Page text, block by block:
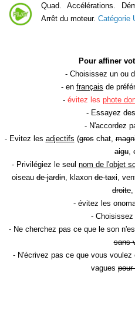
Quad. Accélérations.
Arrêt du moteur. Catégorie
Pour affiner
- Choisissez un ou
- en français de
- évitez les phote
- Essayez des
- N'accordez
- Evitez les adjectifs (groschat,
aigu
- Privilégiez le seul nom de l'objet
oiseaude jardin, klaxonde taxi,
droite
- évitez les
- Choisissez
- Ne cherchez pas ce que le son
sans
- N'écrivez pas ce que vous voulez
vagues pour